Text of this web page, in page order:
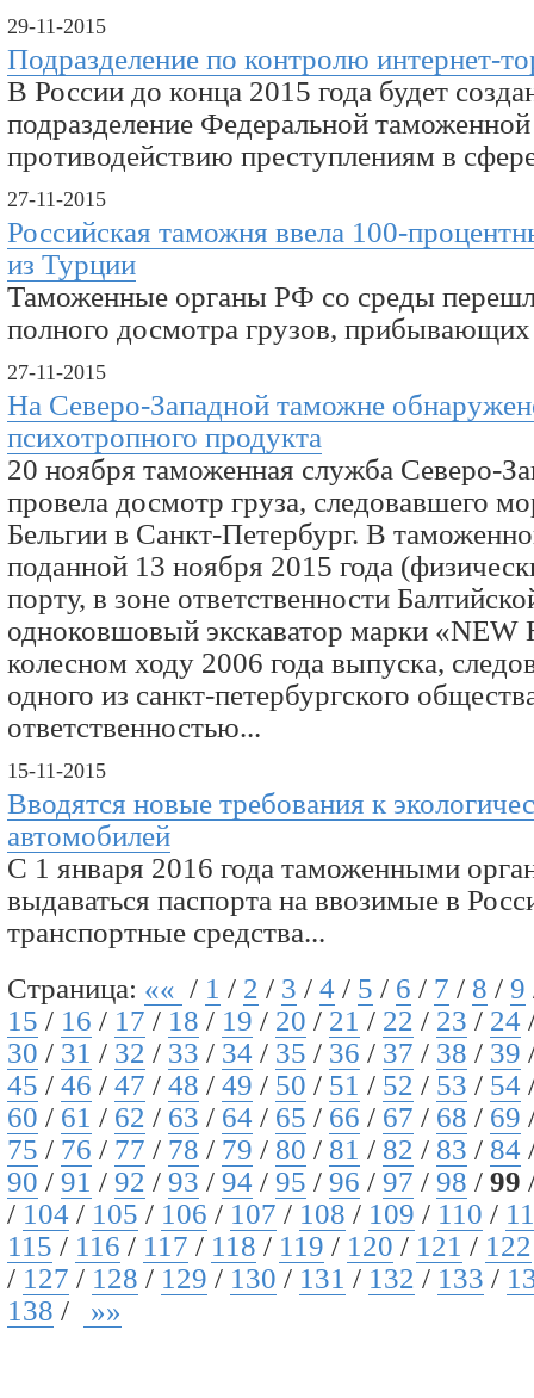
29-11-2015
Подразделение по контролю интернет-
В России до конца 2015 года будет
подразделение Федеральной
противодействию преступлениям в
27-11-2015
Российская таможня ввела 100-
из Турции
Таможенные органы РФ со среды
полного досмотра грузов,
27-11-2015
На Северо-Западной таможне
психотропного продукта
20 ноября таможенная служба Северо-
провела досмотр груза, следовавшего
Бельгии в Санкт-Петербург. В
поданной 13 ноября 2015 года
порту, в зоне ответственности
одноковшовый экскаватор марки
колесном ходу 2006 года выпуска,
одного из санкт-петербургского
ответственностью...
15-11-2015
Вводятся новые требования к
автомобилей
С 1 января 2016 года таможенными
выдаваться паспорта на ввозимые в
транспортные средства...
Страница: «« / 1 / 2 / 3 / 4 / 5 / 6 / 7 / 8 / 9
15 / 16 / 17 / 18 / 19 / 20 / 21 / 22 / 23 / 24
30 / 31 / 32 / 33 / 34 / 35 / 36 / 37 / 38 / 39
45 / 46 / 47 / 48 / 49 / 50 / 51 / 52 / 53 / 54
60 / 61 / 62 / 63 / 64 / 65 / 66 / 67 / 68 / 69
75 / 76 / 77 / 78 / 79 / 80 / 81 / 82 / 83 / 84
90 / 91 / 92 / 93 / 94 / 95 / 96 / 97 / 98 / 99
/ 104 / 105 / 106 / 107 / 108 / 109 / 110 /
115 / 116 / 117 / 118 / 119 / 120 / 121 / 122
/ 127 / 128 / 129 / 130 / 131 / 132 / 133 /
138 / »»